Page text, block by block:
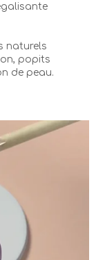
naturels
popits
de peau.